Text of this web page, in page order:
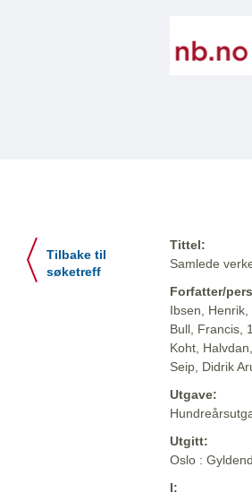
Tilbake til
søketreff
Tittel:
Samlede
Forfatter/
Ibsen,
Bull, Francis,
Koht,
Seip, Didrik
Utgave:
Utgitt:
Oslo :
I: